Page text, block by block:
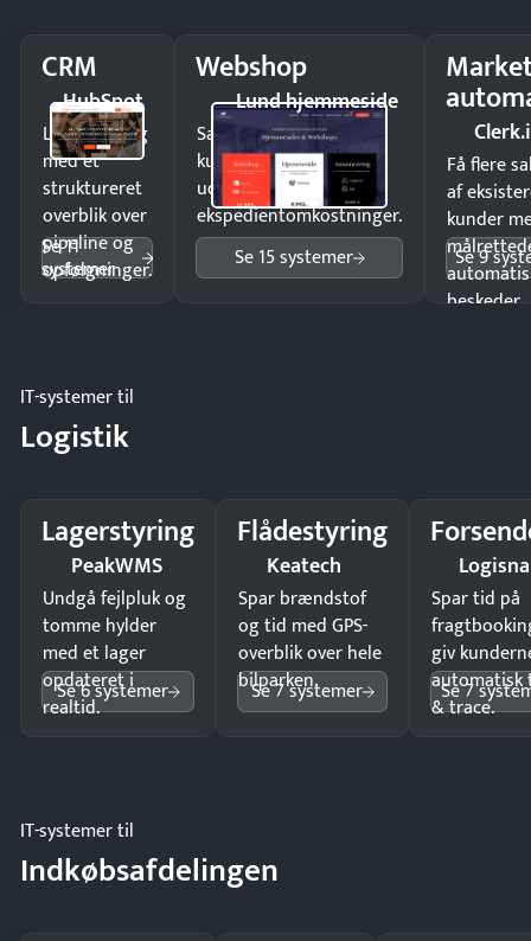
CRM
HubSpot
Luk flere salg
med et
struktureret
overblik over
pipeline og
opfølgninger.
Se 11
systemer
Webshop
Lund hjemmeside
Sælg produkter 24/7 til
kunder i hele landet
uden
ekspedientomkostninger.
Se 15 systemer
Få flere
af
kunder
beskeder.
Se 9
IT-systemer til
Logistik
Lagerstyring
PeakWMS
Undgå fejlpluk og
tomme hylder
med et lager
opdateret i
realtid.
Se 6 systemer
Flådestyring
Keatech
Spar brændstof
og tid med GPS-
overblik over hele
bilparken.
Se 7 systemer
Spar tid på
giv
automatisk
& trace.
Se 7
IT-systemer til
Indkøbsafdelingen